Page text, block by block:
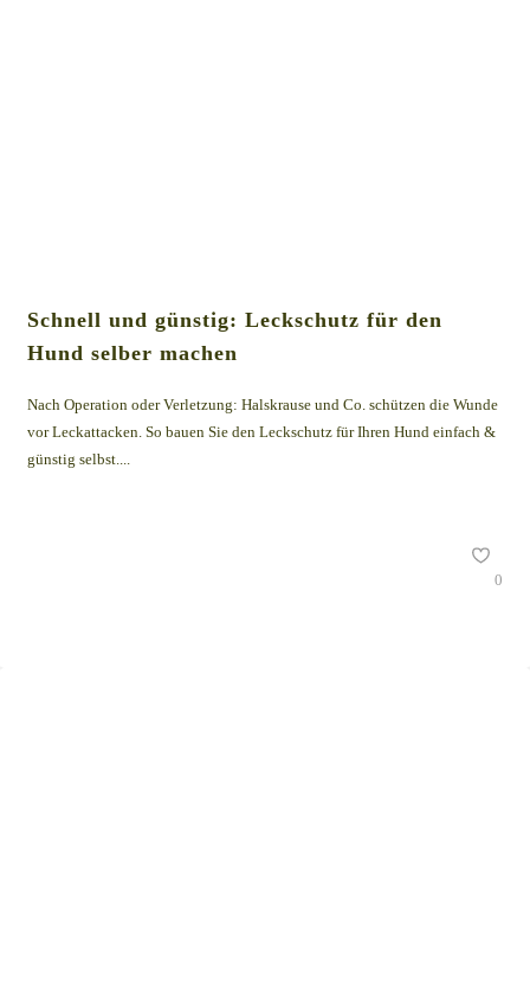
Schnell und günstig: Leckschutz für den
Hund selber machen
Nach Operation oder Verletzung: Halskrause und Co. schützen die Wunde
vor Leckattacken. So bauen Sie den Leckschutz für Ihren Hund einfach &
günstig selbst....
0